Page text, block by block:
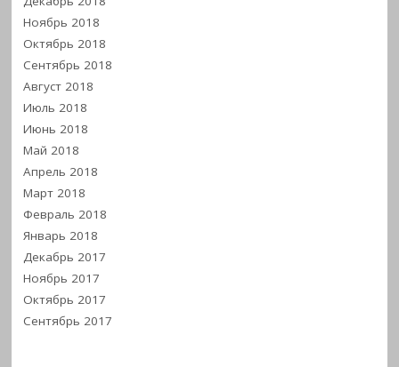
Ноябрь 2018
Октябрь 2018
Сентябрь 2018
Август 2018
Июль 2018
Июнь 2018
Май 2018
Апрель 2018
Март 2018
Февраль 2018
Январь 2018
Декабрь 2017
Ноябрь 2017
Октябрь 2017
Сентябрь 2017